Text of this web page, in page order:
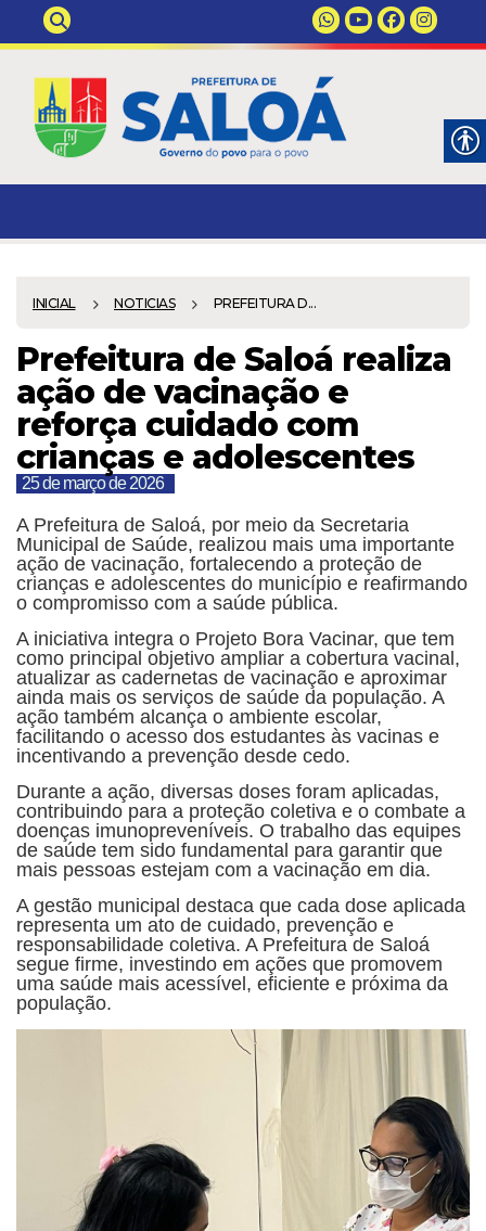
INICIAL NOTICIAS PREFEITURA D...
Prefeitura de Saloá realiza
ação de vacinação e
reforça cuidado com
crianças e adolescentes
25 de março de 2026
A Prefeitura de Saloá, por meio da Secretaria
Municipal de Saúde, realizou mais uma importante
ação de vacinação, fortalecendo a proteção de
crianças e adolescentes do município e reafirmando
o compromisso com a saúde pública.
A iniciativa integra o Projeto Bora Vacinar, que tem
como principal objetivo ampliar a cobertura vacinal,
atualizar as cadernetas de vacinação e aproximar
ainda mais os serviços de saúde da população. A
ação também alcança o ambiente escolar,
facilitando o acesso dos estudantes às vacinas e
incentivando a prevenção desde cedo.
Durante a ação, diversas doses foram aplicadas,
contribuindo para a proteção coletiva e o combate a
doenças imunopreveníveis. O trabalho das equipes
de saúde tem sido fundamental para garantir que
mais pessoas estejam com a vacinação em dia.
A gestão municipal destaca que cada dose aplicada
representa um ato de cuidado, prevenção e
responsabilidade coletiva. A Prefeitura de Saloá
segue firme, investindo em ações que promovem
uma saúde mais acessível, eficiente e próxima da
população.